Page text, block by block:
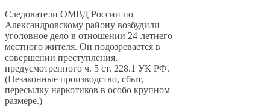
Следователи ОМВД России по
Александровскому району возбудили
уголовное дело в отношении 24-летнего
местного жителя. Он подозревается в
совершении преступления,
предусмотренного ч. 5 ст. 228.1 УК РФ.
(Незаконные производство, сбыт,
пересылку наркотиков в особо крупном
размере.)